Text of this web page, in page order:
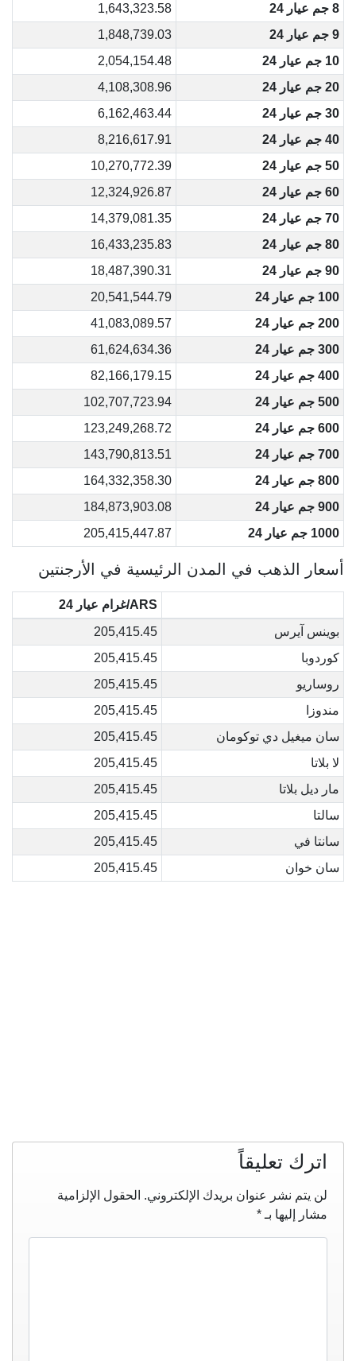
8 جم عيار 24
1,643,323.58
9 جم عيار 24
1,848,739.03
10 جم عيار 24
2,054,154.48
20 جم عيار 24
4,108,308.96
30 جم عيار 24
6,162,463.44
40 جم عيار 24
8,216,617.91
50 جم عيار 24
10,270,772.39
60 جم عيار 24
12,324,926.87
70 جم عيار 24
14,379,081.35
80 جم عيار 24
16,433,235.83
90 جم عيار 24
18,487,390.31
100 جم عيار 24
20,541,544.79
200 جم عيار 24
41,083,089.57
300 جم عيار 24
61,624,634.36
400 جم عيار 24
82,166,179.15
500 جم عيار 24
102,707,723.94
600 جم عيار 24
123,249,268.72
700 جم عيار 24
143,790,813.51
800 جم عيار 24
164,332,358.30
900 جم عيار 24
184,873,903.08
1000 جم عيار 24
205,415,447.87
أسعار الذهب في المدن الرئيسية في الأرجنتين
ARS/غرام عيار 24
بوينس آيرس
205,415.45
كوردوبا
205,415.45
روساريو
205,415.45
مندوزا
205,415.45
سان ميغيل دي توكومان
205,415.45
لا بلاتا
205,415.45
مار ديل بلاتا
205,415.45
سالتا
205,415.45
سانتا في
205,415.45
سان خوان
205,415.45
اترك تعليقاً
لن يتم نشر عنوان بريدك الإلكتروني. الحقول الإلزامية
مشار إليها بـ *